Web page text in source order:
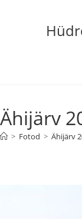
Ähijärv
> Fotod > Ähijärv